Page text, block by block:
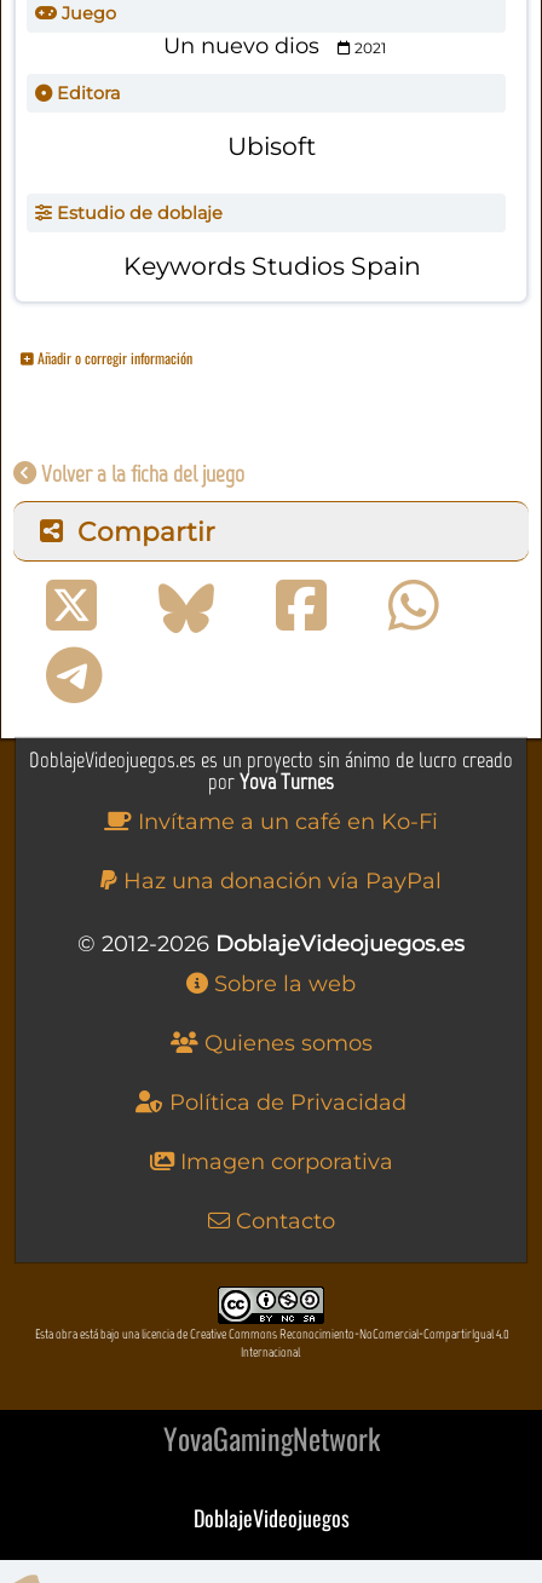
Juego
Un nuevo dios 2021
Editora
Ubisoft
Estudio de doblaje
Keywords Studios Spain
Añadir o corregir información
Volver a la ficha del juego
Compartir
DoblajeVideojuegos.es es un proyecto sin ánimo de lucro creado
porYova Turnes
Invítame a un café en Ko-Fi
Haz una donación vía PayPal
© 2012-2026 DoblajeVideojuegos.es
Sobre la web
Quienes somos
Política de Privacidad
Imagen corporativa
Contacto
Esta obra está bajo una licencia de Creative Commons Reconocimiento-NoComercial-CompartirIgual 4.0
Internacional
YovaGamingNetwork
DoblajeVideojuegos